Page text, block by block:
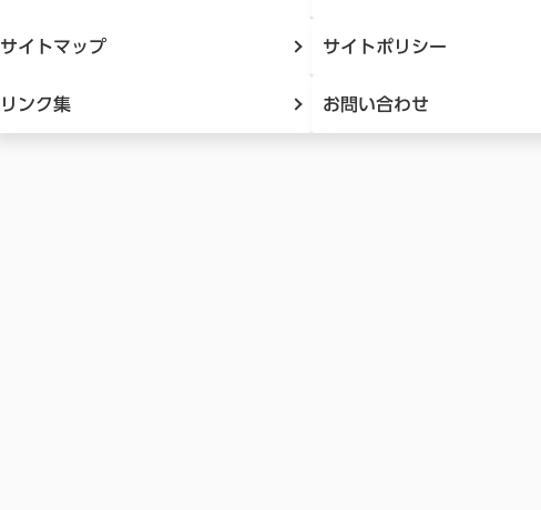
サイトマップ サイトポリシー
リンク集 お問い合わせ